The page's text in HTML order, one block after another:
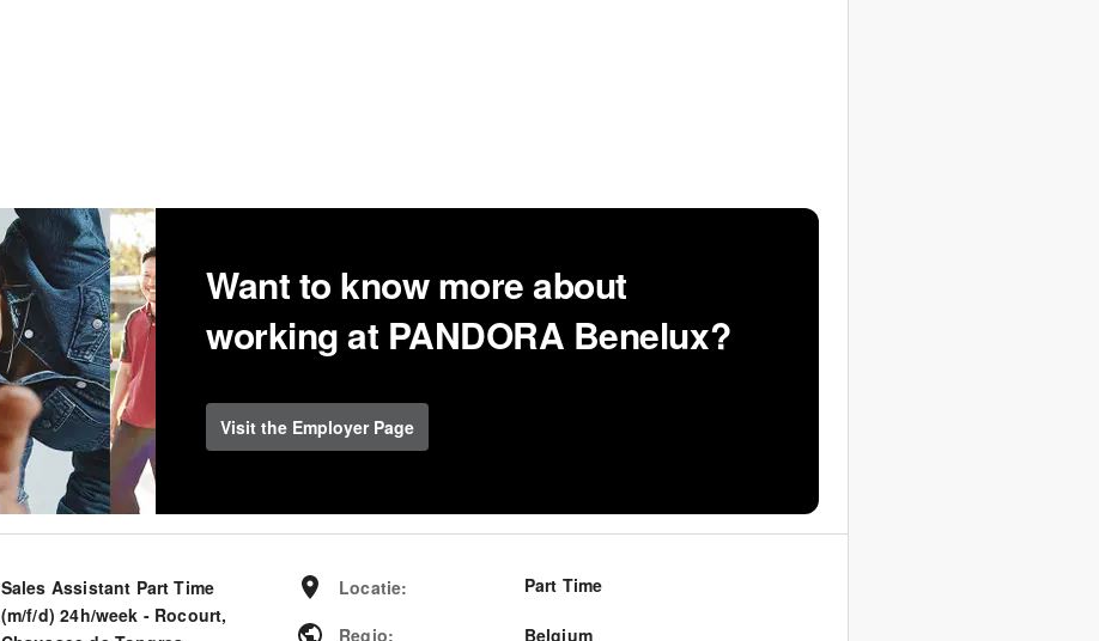
Want to know more about
working at PANDORA Benelux?
Visit the Employer Page
Sales Assistant Part Time
(m/f/d) 24h/week - Rocourt,
Locatie: Part Time
Regio:
Belgium